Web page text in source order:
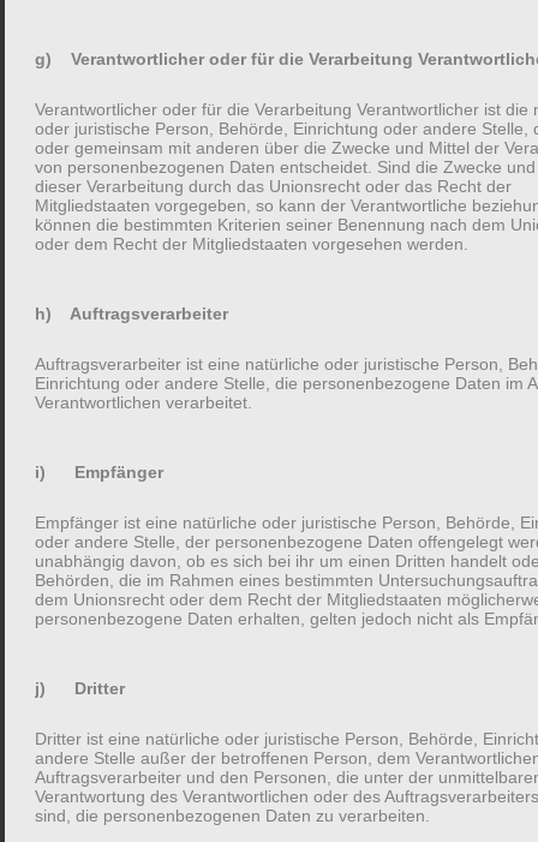
zu stellen. Anschließend wurde ermittelt, wie die
Gesprächspartner das Gespräch erlebt haben.
Wenn beide wenige Fragen stellten, hatten auch beide wenig
Freude am Gespräch und damit aneinander. Die
Gesprächspartner berichteten, es fühlte sich an, wie ein
Gespräch von kleinen Kindern, die nur parallel zueinander
Teilnehmenden angehalten war, viele Fragen zu stellen. Sobald
eine Partei viele Fragen stellte, wurde das Gespräch positiver
Gegenüber als ansprechbarer und sympathischer
als besonders anregend wahrgenommen wurden, der oder
diejenigen Fragenstellenden mit vielen Fragen wurden durchweg
am positivsten eingeschätzt.
gutes zuhören
verstehen
wertschätzen
g) Verantwortlicher oder für die Verarbeitung
Verantwortlicher oder für die Verarbeitung Verantwortlicher ist die
oder juristische Person, Behörde, Einrichtung oder andere Stelle,
oder gemeinsam mit anderen über die Zwecke und Mittel der
von personenbezogenen Daten entscheidet. Sind die Zwecke
dieser Verarbeitung durch das Unionsrecht oder das Recht der
Mitgliedstaaten vorgegeben, so kann der Verantwortliche
können die bestimmten Kriterien seiner Benennung nach dem
oder dem Recht der Mitgliedstaaten vorgesehen werden.
h) Auftragsverarbeiter
Auftragsverarbeiter ist eine natürliche oder juristische Person,
Einrichtung oder andere Stelle, die personenbezogene Daten im
Verantwortlichen verarbeitet.
i) Empfänger
Empfänger ist eine natürliche oder juristische Person, Behörde,
oder andere Stelle, der personenbezogene Daten offengelegt
unabhängig davon, ob es sich bei ihr um einen Dritten handelt
Behörden, die im Rahmen eines bestimmten
dem Unionsrecht oder dem Recht der Mitgliedstaaten
personenbezogene Daten erhalten, gelten jedoch nicht als
j) Dritter
Dritter ist eine natürliche oder juristische Person, Behörde,
andere Stelle außer der betroffenen Person, dem
Auftragsverarbeiter und den Personen, die unter der
Verantwortung des Verantwortlichen oder des
sind, die personenbezogenen Daten zu verarbeiten.